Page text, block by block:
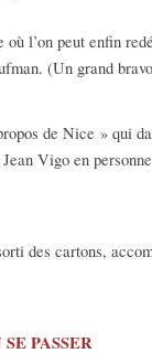
l’on peut enfin
(Un grand
de Nice » qui
Vigo en
des cartons,
PASSER